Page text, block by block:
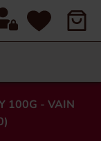
100G - VAIN